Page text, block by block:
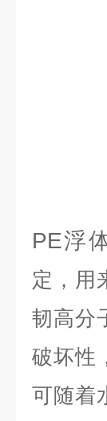
PE浮
定，用
韧高分
破坏性
可随着